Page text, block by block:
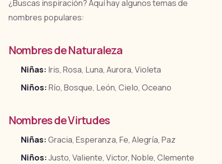
¿Buscas inspiración? Aquí hay algunos temas de
nombres populares:
Nombres de Naturaleza
Niñas: Iris, Rosa, Luna, Aurora, Violeta
Niños:Río, Bosque, León, Cielo, Oceano
Nombres de Virtudes
Niñas:Gracia, Esperanza, Fe, Alegría, Paz
Niños:Justo, Valiente, Victor, Noble, Clemente